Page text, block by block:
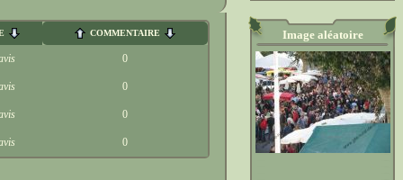
Image aléatoire
COMMENTAIRE
0
0
0
0